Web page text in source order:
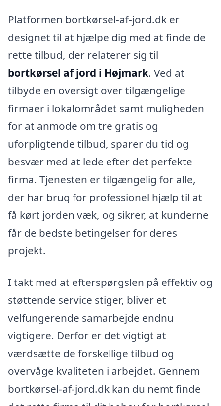
Platformen bortkørsel-af-jord.dk er
designet til at hjælpe dig med at finde de
rette tilbud, der relaterer sig til
bortkørsel af jord i Højmark. Ved at
tilbyde en oversigt over tilgængelige
firmaer i lokalområdet samt muligheden
for at anmode om tre gratis og
uforpligtende tilbud, sparer du tid og
besvær med at lede efter det perfekte
firma. Tjenesten er tilgængelig for alle,
der har brug for professionel hjælp til at
få kørt jorden væk, og sikrer, at kunderne
får de bedste betingelser for deres
projekt.
I takt med at efterspørgslen på effektiv og
støttende service stiger, bliver et
velfungerende samarbejde endnu
vigtigere. Derfor er det vigtigt at
værdsætte de forskellige tilbud og
overvåge kvaliteten i arbejdet. Gennem
bortkørsel-af-jord.dk kan du nemt finde